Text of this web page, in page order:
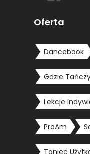
Oferta
Dancebook
Gdzie
Lekcje
ProAm
Taniec